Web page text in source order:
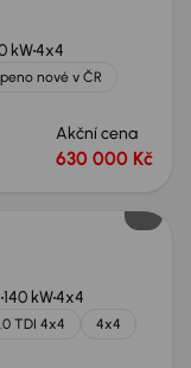
kW4x4
nové v ČR
Akční cena
630 000 Kč
140 kW4x4
TDI 4x4
4x4